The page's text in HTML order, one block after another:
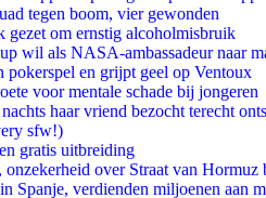
tegen boom, vier gewonden
gezet om ernstig alcoholmisbruik
wil als NASA-ambassadeur naar
en grijpt geel op Ventoux
voor mentale schade bij jongeren
haar vriend bezocht terecht
sfw!)
gratis uitbreiding
onzekerheid over Straat van Hormuz
Spanje, verdienden miljoenen aan